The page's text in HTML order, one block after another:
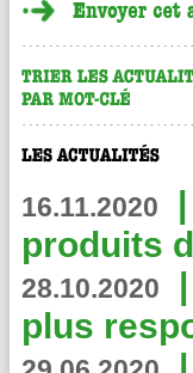
16.11.2020 |
produits
28.10.2020 |
plus